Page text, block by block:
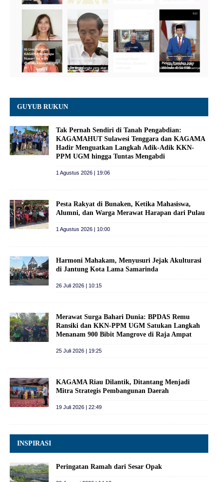
GUYUB RUKUN
Tak Pernah Sendiri di Tanah Pengabdian:
KAGAMAHUT Sulawesi Tenggara dan KAGAMA
Hadir Menguatkan Langkah Adik-Adik KKN-
PPM UGM hingga Tuntas Mengabdi
1 Agustus 2026 | 19:06
Pesta Rakyat di Bunaken, Ketika Mahasiswa,
Alumni, dan Warga Merawat Harapan dari Pulau
1 Agustus 2026 | 10:00
Harmoni Mahakam, Menyusuri Jejak Akulturasi
di Jantung Kota Lama Samarinda
26 Juli 2026 | 10:15
Merawat Surga Bahari Dunia: BPDAS Remu
Ransiki dan KKN-PPM UGM Satukan Langkah
Menanam 900 Bibit Mangrove di Raja Ampat
25 Juli 2026 | 19:25
KAGAMA Riau Dilantik, Ditantang Menjadi
Mitra Strategis Pembangunan Daerah
19 Juli 2026 | 22:49
INSPIRASI
Peringatan Ramah dari Sesar Opak